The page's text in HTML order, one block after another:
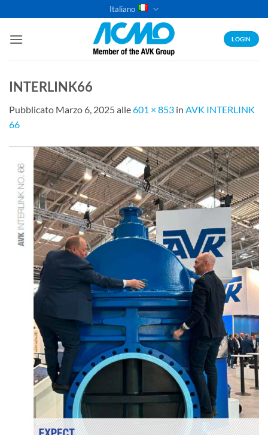
ai
contenuti
Italiano
LOGIN
INTERLINK66
Pubblicato Marzo 6, 2025alle601 × 853 in AVK INTERLINK
66